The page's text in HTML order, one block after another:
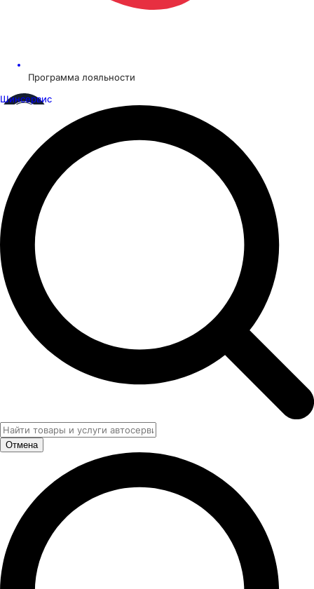
Программа лояльности
Шинсервис
Отмена